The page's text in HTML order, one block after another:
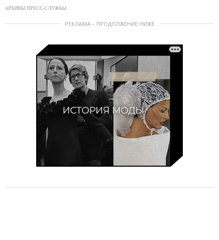
АРХИВЫ ПРЕСС-СЛУЖБЫ
РЕКЛАМА – ПРОДОЛЖЕНИЕ НИЖЕ